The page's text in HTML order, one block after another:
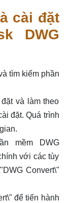
cài đặt
DWG
tìm kiếm phần
và làm theo
đặt. Quá trình
mềm DWG
với các tùy
Convert\"
để tiến hành